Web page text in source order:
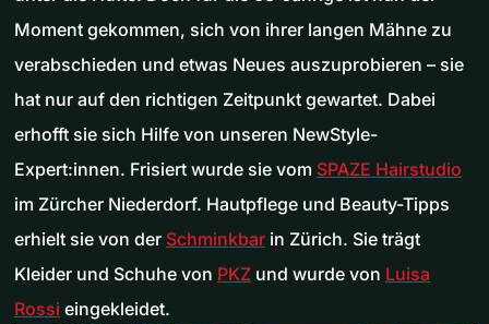
Moment gekommen, sich von ihrer langen Mähne zu
verabschieden und etwas Neues auszuprobieren – sie
hat nur auf den richtigen Zeitpunkt gewartet. Dabei
erhofft sie sich Hilfe von unseren NewStyle-
Expert:innen. Frisiert wurde sie vom SPAZE Hairstudio
im Zürcher Niederdorf. Hautpflege und Beauty-Tipps
erhielt sie von der Schminkbar in Zürich. Sie trägt
Kleider und Schuhe von PKZ und wurde von Luisa
Rossi eingekleidet.